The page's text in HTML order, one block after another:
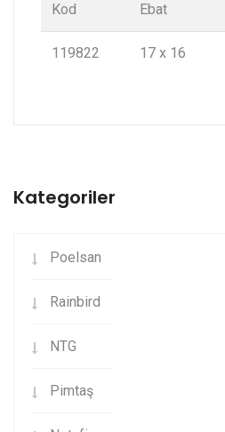
Kod Ebat
119822 17 x 16
Kategoriler
Poelsan
Rainbird
NTG
Pimtaş